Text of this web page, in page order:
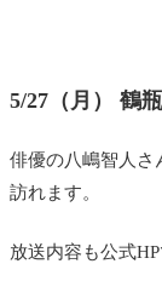
5/27（月） 鶴
俳優の八嶋智人さ
訪れます。
放送内容も公式